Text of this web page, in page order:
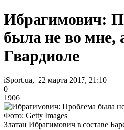
Ибрагимович:
была не во мне,
Гвардиоле
iSport.ua, 22 марта 2017, 21:10
0
1906
Фото: Getty Images
Златан Ибрагимович в составе